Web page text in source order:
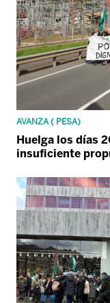
AVANZA ( PESA)
Huelga los días
insuficiente